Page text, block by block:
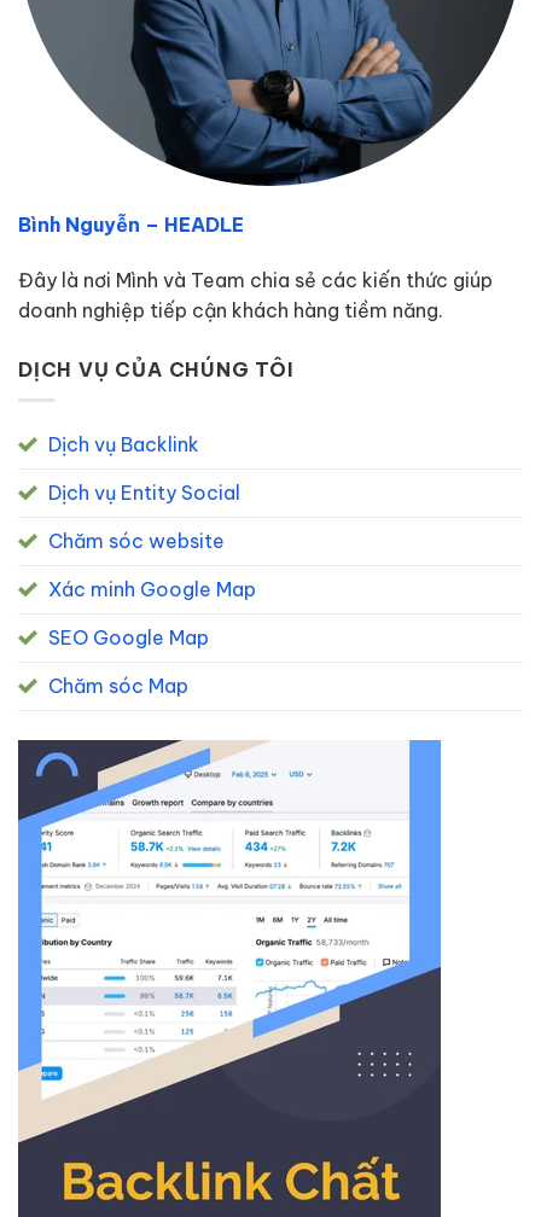
Bình Nguyễn – HEADLE
Đây là nơi Mình và Team chia sẻ các kiến thức giúp
doanh nghiệp tiếp cận khách hàng tiềm năng.
DỊCH VỤ CỦA CHÚNG TÔI
Dịch vụ Backlink
Dịch vụ Entity Social
Chăm sóc website
Xác minh Google Map
SEO Google Map
Chăm sóc Map